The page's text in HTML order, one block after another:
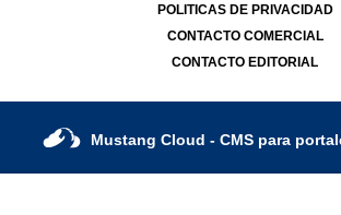
POLITICAS DE PRIVACIDAD
CONTACTO COMERCIAL
CONTACTO EDITORIAL
Mustang Cloud - CMS para